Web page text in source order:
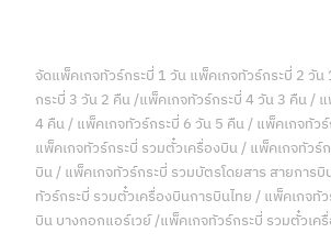
จัดแพ็คเกจทัวร์กระบี่ 1 วัน แพ็คเกจทัวร์กระบี่ 2 วั
กระบี่ 3 วัน 2 คืน /แพ็คเกจทัวร์กระบี่ 4 วัน 3 คืน /
4 คืน / แพ็คเกจทัวร์กระบี่ 6 วัน 5 คืน / แพ็คเกจทัว
แพ็คเกจทัวร์กระบี่ รวมตั๋วเครื่องบิน / แพ็คเกจทัวร์
บิน / แพ็คเกจทัวร์กระบี่ รวมบัตรโดยสาร สายการ
ทัวร์กระบี่ รวมตั๋วเครื่องบินการบินไทย / แพ็คเกจทั
บิน บางกอกแอร์เวย์ /แพ็คเกจทัวร์กระบี่ รวมตั๋วเค